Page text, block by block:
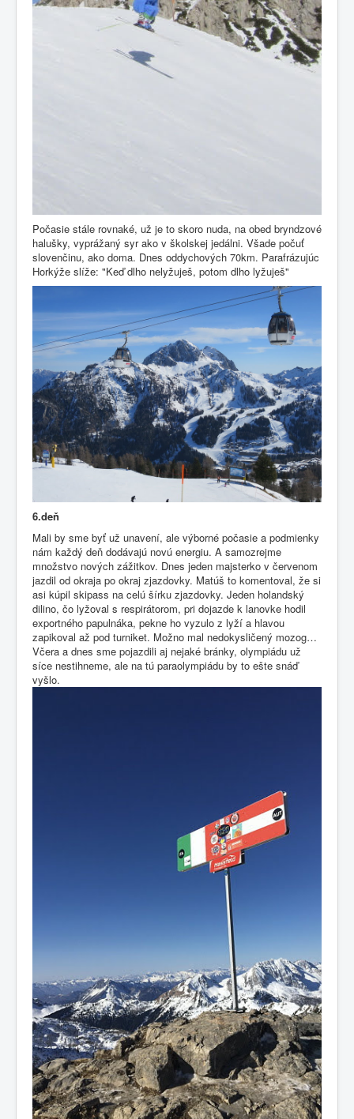
Počasie stále rovnaké, už je to skoro nuda, na obed bryndzové
halušky, vyprážaný syr ako v školskej jedálni. Všade počuť
slovenčinu, ako doma. Dnes oddychových 70km. Parafrázujúc
Horkýže slíže: "Keď dlho nelyžuješ, potom dlho lyžuješ"
6.deň
Mali by sme byť už unavení, ale výborné počasie a podmienky
nám každý deň dodávajú novú energiu. A samozrejme
množstvo nových zážitkov. Dnes jeden majsterko v červenom
jazdil od okraja po okraj zjazdovky. Matúš to komentoval, že si
asi kúpil skipass na celú šírku zjazdovky. Jeden holandský
dilino, čo lyžoval s respirátorom, pri dojazde k lanovke hodil
exportného papulnáka, pekne ho vyzulo z lyží a hlavou
zapikoval až pod turniket. Možno mal nedokysličený mozog…
Včera a dnes sme pojazdili aj nejaké bránky, olympiádu už
síce nestihneme, ale na tú paraolympiádu by to ešte snáď
vyšlo.